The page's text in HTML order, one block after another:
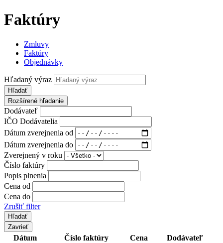
Faktúry
Zmluvy
Faktúry
Objednávky
Hľadaný výraz
Hľadať
Rozšírené hľadanie
Dodávateľ
IČO Dodávatelia
Dátum zverejnenia od
Dátum zverejnenia do
Zverejnený v roku
Číslo faktúry
Popis plnenia
Cena od
Cena do
Zrušiť filter
Zavrieť
Dátum
Číslo faktúry
Cena
Dodávateľ